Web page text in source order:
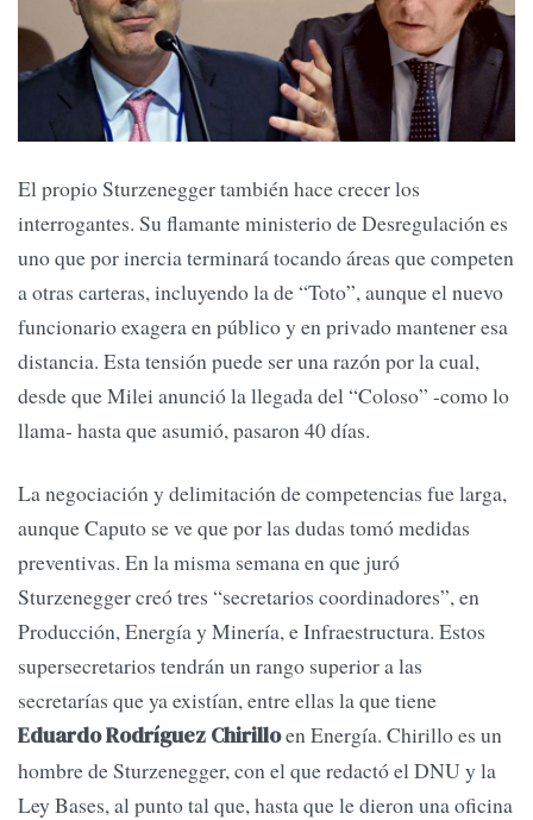
El propio Sturzenegger también hace crecer los
interrogantes. Su flamante ministerio de Desregulación es
uno que por inercia terminará tocando áreas que competen
a otras carteras, incluyendo la de “Toto”, aunque el nuevo
funcionario exagera en público y en privado mantener esa
distancia. Esta tensión puede ser una razón por la cual,
desde que Milei anunció la llegada del “Coloso” -como lo
llama- hasta que asumió, pasaron 40 días.
La negociación y delimitación de competencias fue larga,
aunque Caputo se ve que por las dudas tomó medidas
preventivas. En la misma semana en que juró
Sturzenegger creó tres “secretarios coordinadores”, en
Producción, Energía y Minería, e Infraestructura. Estos
supersecretarios tendrán un rango superior a las
secretarías que ya existían, entre ellas la que tiene
Eduardo Rodríguez Chirilloen Energía. Chirillo es un
hombre de Sturzenegger, con el que redactó el DNU y la
Ley Bases, al punto tal que, hasta que le dieron una oficina